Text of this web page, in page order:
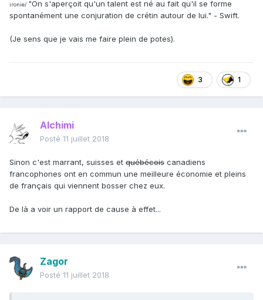
ironie/ "On s'aperçoit qu'un talent est né au fait qu'il se forme
spontanément une conjuration de crétin autour de lui." - Swift.
(Je sens que je vais me faire plein de potes).
3 1
Alchimi
Posté 11 juillet 2018
Sinon c'est marrant, suisses et québécois canadiens
francophones ont en commun une meilleure économie et pleins
de français qui viennent bosser chez eux.
De là a voir un rapport de cause à effet...
Zagor
Posté 11 juillet 2018